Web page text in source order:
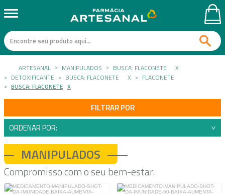
ARTESANAL MANIPULADOS BUSCA: FLACONETE
X
DETOXIFICANTE
BUSCA: FLACONETE X
FLACONETE
BUSCA: FLACONETE X
FILTRAR POR
ORDENAR POR:
MANIPULADOS
Compromisso com o seu bem-estar.